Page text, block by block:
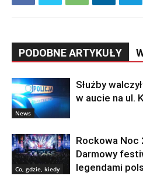
PODOBNE ARTYKUŁY
News
Służby
w aucie na ul.
Co, gdzie, kiedy
Rockowa Noc
Darmowy
legendami